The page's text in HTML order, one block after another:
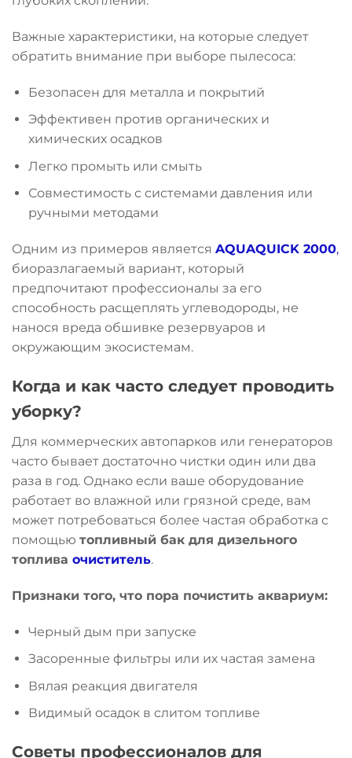
Важные характеристики, на которые следует
обратить внимание при выборе пылесоса:
Безопасен для металла и покрытий
Эффективен против органических и
химических осадков
Легко промыть или смыть
Совместимость с системами давления или
ручными методами
Одним из примеров является AQUAQUICK 2000,
биоразлагаемый вариант, который
предпочитают профессионалы за его
способность расщеплять углеводороды, не
нанося вреда обшивке резервуаров и
окружающим экосистемам.
Когда и как часто следует проводить
уборку?
Для коммерческих автопарков или генераторов
часто бывает достаточно чистки один или два
раза в год. Однако если ваше оборудование
работает во влажной или грязной среде, вам
может потребоваться более частая обработка с
помощью топливный бак для дизельного
топлива очиститель.
Признаки того, что пора почистить аквариум:
Черный дым при запуске
Засоренные фильтры или их частая замена
Вялая реакция двигателя
Видимый осадок в слитом топливе
Советы профессионалов для